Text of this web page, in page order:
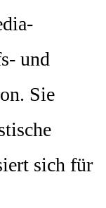
und
Sie
sich für